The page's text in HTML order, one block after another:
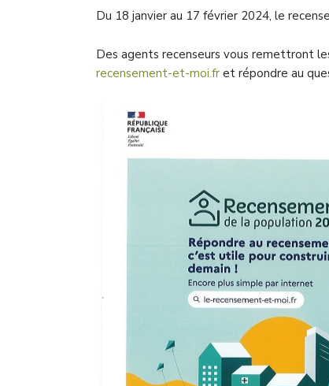
Du 18 janvier au 17 février 2024, le
Des agents recenseurs vous remettront
recensement-et-moi.fr et répondre au